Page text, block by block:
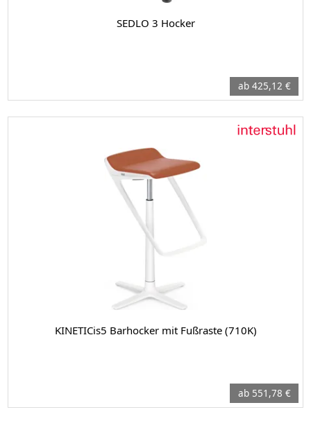
SEDLO 3 Hocker
ab 425,12 €
KINETICis5 Barhocker mit Fußraste (710K)
ab 551,78 €